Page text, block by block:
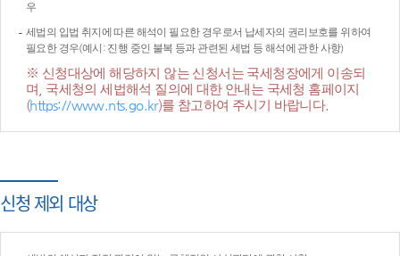
우
세법의 입법 취지에 따른 해석이 필요한 경우로서 납세자의 권리보호를 위하여
필요한 경우(예시: 진행 중인 불복 등과 관련된 세법 등 해석에 관한 사항)
※ 신청대상에 해당하지 않는 신청서는 국세청장에게 이송되
며, 국세청의 세법해석 질의에 대한 안내는 국세청 홈페이지
(https://www.nts.go.kr)를 참고하여 주시기 바랍니다.
신청 제외 대상